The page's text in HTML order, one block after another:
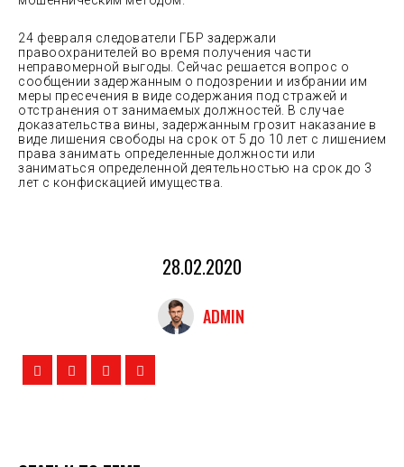
24 февраля следователи ГБР задержали
правоохранителей во время получения части
неправомерной выгоды. Сейчас решается вопрос о
сообщении задержанным о подозрении и избрании им
меры пресечения в виде содержания под стражей и
отстранения от занимаемых должностей. В случае
доказательства вины, задержанным грозит наказание в
виде лишения свободы на срок от 5 до 10 лет с лишением
права занимать определенные должности или
заниматься определенной деятельностью на срок до 3
лет с конфискацией имущества.
28.02.2020
ADMIN